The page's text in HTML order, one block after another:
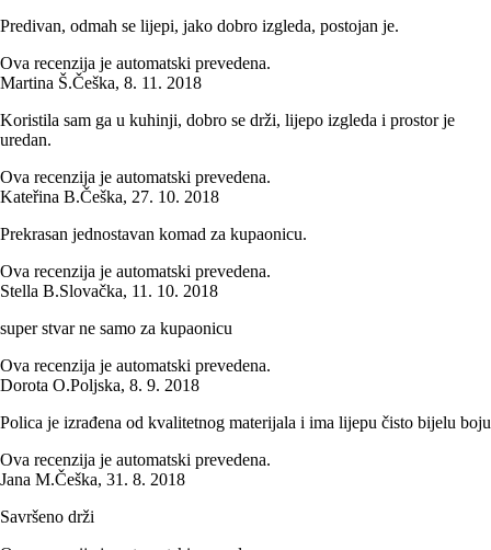
Predivan, odmah se lijepi, jako dobro izgleda, postojan je.
Ova recenzija je automatski prevedena.
Martina Š.Češka, 8. 11. 2018
Koristila sam ga u kuhinji, dobro se drži, lijepo izgleda i prostor je
uredan.
Ova recenzija je automatski prevedena.
Kateřina B.Češka, 27. 10. 2018
Prekrasan jednostavan komad za kupaonicu.
Ova recenzija je automatski prevedena.
Stella B.Slovačka, 11. 10. 2018
super stvar ne samo za kupaonicu
Ova recenzija je automatski prevedena.
Dorota O.Poljska, 8. 9. 2018
Polica je izrađena od kvalitetnog materijala i ima lijepu čisto bijelu boju
Ova recenzija je automatski prevedena.
Jana M.Češka, 31. 8. 2018
Savršeno drži